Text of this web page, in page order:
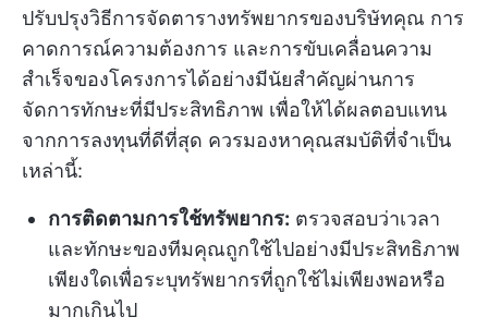
ปรับปรุงวิธีการจัดตารางทรัพยากรของบริษัทคุณ การ
คาดการณ์ความต้องการ และการขับเคลื่อนความ
สำเร็จของโครงการได้อย่างมีนัยสำคัญผ่านการ
จัดการทักษะที่มีประสิทธิภาพ เพื่อให้ได้ผลตอบแทน
จากการลงทุนที่ดีที่สุด ควรมองหาคุณสมบัติที่จำเป็น
เหล่านี้:
การติดตามการใช้ทรัพยากร: ตรวจสอบว่าเวลา
และทักษะของทีมคุณถูกใช้ไปอย่างมีประสิทธิภาพ
เพียงใดเพื่อระบุทรัพยากรที่ถูกใช้ไม่เพียงพอหรือ
มากเกินไป